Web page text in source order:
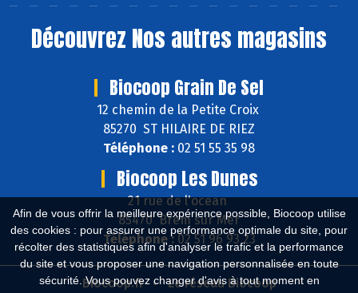
Afin de vous offrir la meilleure expérience possible, Biocoop utilise
des cookies : pour assurer une performance optimale du site, pour
récolter des statistiques afin d'analyser le trafic et la performance
du site et vous proposer une navigation personnalisée en toute
sécurité. Vous pouvez changer d'avis à tout moment en
Découvrez Nos autres magasins
Biocoop Grain De Sel
12 chemin de la Petite Croix
85270 ST HILAIRE DE RIEZ
Téléphone : 02 51 55 35 98
Biocoop Les Dunes
21 rue de l'ocean
85470 Brem sur Mer
Téléphone :02 51 96 93 23
Biocoop.fr Le réseau Biocoop